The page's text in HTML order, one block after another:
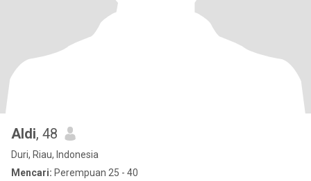
Aldi, 48
Duri, Riau, Indonesia
Mencari: Perempuan 25 - 40